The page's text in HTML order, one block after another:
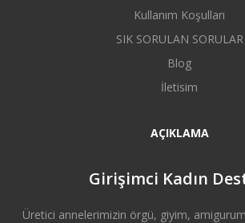
Kullanım Koşulları
SIK SORULAN SORULAR
Blog
İletisim
AÇIKLAMA
Girişimci Kadın
Üretici annelerimizin örgü, giyim,